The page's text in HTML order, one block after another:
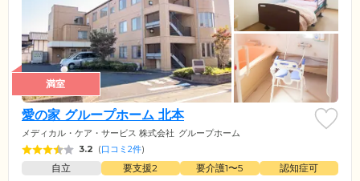
満室
愛の家 グループホーム 北本
メディカル・ケア・サービス 株式会社 グループホーム
3.2 (口コミ2件)
自立 要支援2 要介護1〜5 認知症可